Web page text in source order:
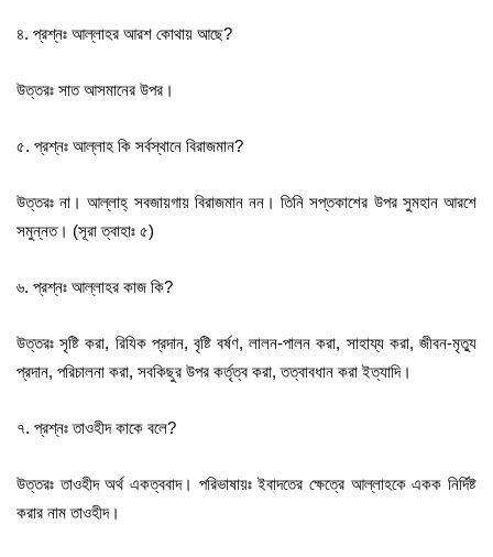
৪. প্রশ্নঃ আল্লাহর আরশ কোথায় আছে?
উত্তরঃ সাত আসমানের উপর।
৫. প্রশ্নঃ আল্লাহ কি সর্বস্থানে বিরাজমান?
উত্তরঃ না। আল্লাহ্‌ সবজায়গায় বিরাজমান নন। তিনি সপ্তকাশের উপর সুমহান আরশে
সমুন্নত। (সূরা ত্বাহাঃ ৫)
৬. প্রশ্নঃ আল্লাহর কাজ কি?
উত্তরঃ সৃষ্টি করা, রিযিক প্রদান, বৃষ্টি বর্ষণ, লালন-পালন করা, সাহায্য করা, জীবন-মৃত্যু
প্রদান, পরিচালনা করা, সবকিছুর উপর কর্তৃত্ব করা, তত্বাবধান করা ইত্যাদি।
৭. প্রশ্নঃ তাওহীদ কাকে বলে?
উত্তরঃ তাওহীদ অর্থ একত্ববাদ। পরিভাষায়ঃ ইবাদতের ক্ষেত্রে আল্লাহকে একক নির্দিষ্ট
করার নাম তাওহীদ।